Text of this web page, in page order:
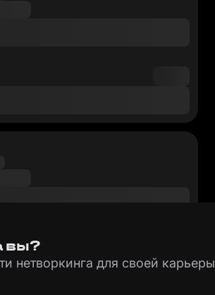
вы?
нетворкинга для своей карьеры